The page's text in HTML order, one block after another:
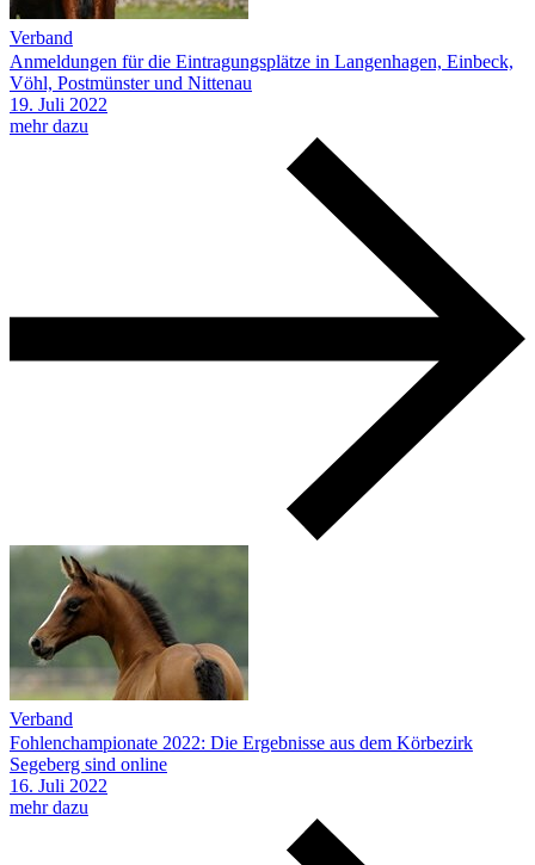
Verband
Anmeldungen für die Eintragungsplätze in Langenhagen, Einbeck,
Vöhl, Postmünster und Nittenau
19. Juli 2022
mehr dazu
Verband
Fohlenchampionate 2022: Die Ergebnisse aus dem Körbezirk
Segeberg sind online
16. Juli 2022
mehr dazu